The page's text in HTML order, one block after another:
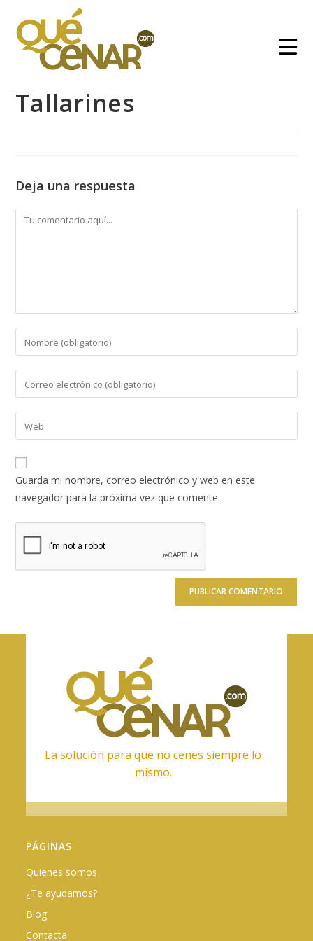
contenido
Tallarines
Deja una respuesta
Comentario
Introduce
tu
nombre
de
usuario
para
comentar
tu
dirección
de
electrónico
para
comentar
Introduce
la
URL
de
(opcional)
Guarda mi nombre, correo electrónico y web en este
navegador para la próxima vez que comente.
La solución para que no cenes siempre lo
mismo.
PÁGINAS
Quienes somos
¿Te ayudamos?
Blog
Contacta